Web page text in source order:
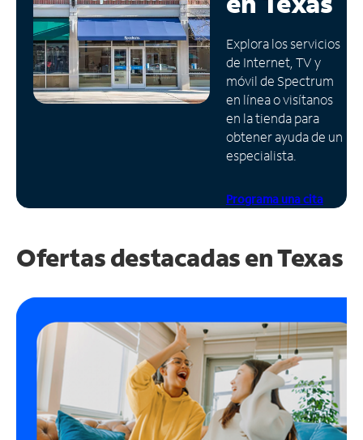
Administrar
cuenta
Encuentra
una
tienda
Explora los servicios
de Internet, TV y
móvil de Spectrum
en línea o visítanos
en la tienda para
obtener ayuda de un
especialista.
Programa una cita
Ofertas destacadas enTexas